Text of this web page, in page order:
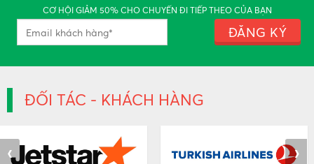
LỄ HỘI HOA BAN ĐIỆN BIÊN
CƠ HỘI GIẢM 50% CHO CHUYẾN ĐI TIẾP THEO CỦA BẠN
ĐĂNG KÝ
ĐỐI TÁC - KHÁCH HÀNG
‹ ›